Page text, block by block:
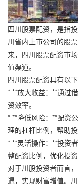
四川股票配资，是指
川省内上市公司的股
来，四川股票配资市
值渠道。
四川股票配资具有以下
* **放大收益：**通过
资效率。
* **降低风险：**配资
理的杠杆比例，帮助
* **灵活操作：**投资
整配资比例，优化投资
对于川股投资者而言
遇，实现财富增值。